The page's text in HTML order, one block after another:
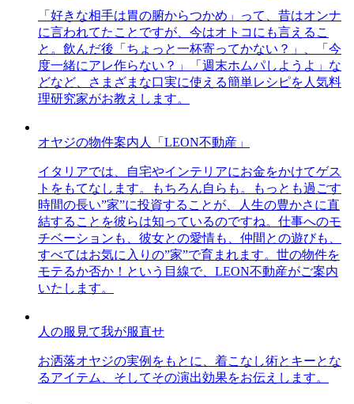
「好きな相手は胃の腑からつかめ」って、昔はオンナ
に言われてたことですが、今はオトコにも言えるこ
と。飲んだ後「ちょっと一杯寄ってかない？」、「今
度一緒にアレ作らない？」「週末ホムパしようよ」な
どなど、さまざまな口実に使える簡単レシピを人気料
理研究家がお教えします。
オヤジの物件案内人「LEON不動産」
イタリアでは、自宅やインテリアにお金をかけてゲス
トをもてなします。もちろん自らも。もっとも過ごす
時間の長い”家”に投資することが、人生の豊かさに直
結することを彼らは知っているのですね。仕事へのモ
チベーションも、彼女との愛情も、仲間との遊びも、
すべてはお気に入りの”家”で育まれます。世の物件を
モテるか否か！という目線で、LEON不動産がご案内
いたします。
人の服見て我が服直せ
お洒落オヤジの実例をもとに、着こなし術とキーとな
るアイテム、そしてその演出効果をお伝えします。